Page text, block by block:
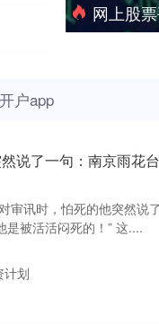
网上股
户app
说了一句：南京雨花
审讯时，怕死的他突然说
被活活闷死的！” 这....
计划